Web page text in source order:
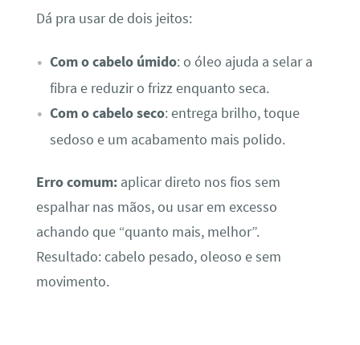
Dá pra usar de dois jeitos:
Com o cabelo úmido: o óleo ajuda a selar a
fibra e reduzir o frizz enquanto seca.
Com o cabelo seco: entrega brilho, toque
sedoso e um acabamento mais polido.
Erro comum:aplicar direto nos fios sem
espalhar nas mãos, ou usar em excesso
achando que “quanto mais, melhor”.
Resultado: cabelo pesado, oleoso e sem
movimento.